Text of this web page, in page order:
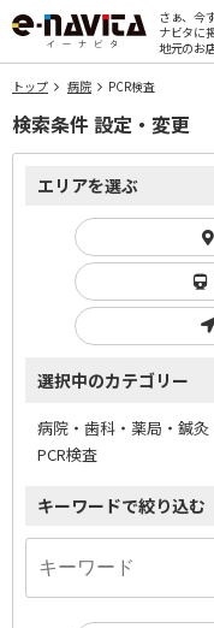
さぁ、今
ナビタに
地元のお
トップ 病院 PCR検査
検索条件 設定・変更
エリアを選ぶ
選択中のカテゴリー
病院・歯科・薬局・鍼
PCR検査
キーワードで絞り込む